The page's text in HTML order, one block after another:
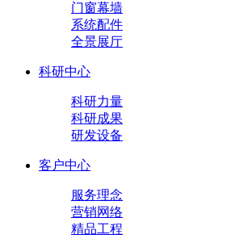
门窗幕墙
系统配件
全景展厅
科研中心
科研力量
科研成果
研发设备
客户中心
服务理念
营销网络
精品工程